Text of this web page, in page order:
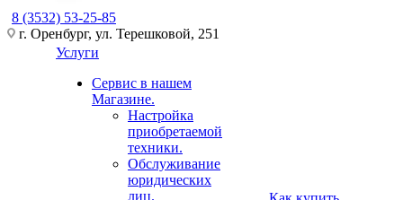
8 (3532) 53-25-85
г. Оренбург, ул. Терешковой, 251
Услуги
Сервис в нашем
Магазине.
Настройка
приобретаемой
техники.
Обслуживание
юридических
лиц.